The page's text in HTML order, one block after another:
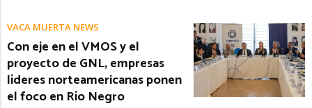
VACA MUERTA NEWS
Con eje en el VMOS y el
proyecto de GNL, empresas
líderes norteamericanas ponen
el foco en Río Negro